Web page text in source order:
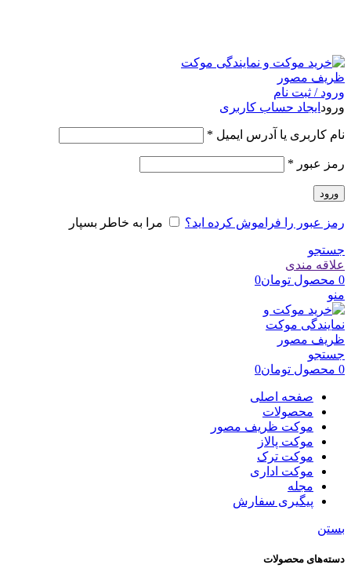
ورود / ثبت نام
ورود ایجاد حساب کاربری
نام کاربری یا آدرس ایمیل *
رمز عبور *
ورود
رمز عبور را فراموش کرده اید؟ مرا به خاطر بسپار
جستجو
علاقه مندی
0 محصول تومان0
منو
جستجو
0 محصول تومان0
صفحه اصلی
محصولات
موکت ظریف مصور
موکت پالاز
موکت ترک
موکت اداری
مجله
پیگیری سفارش
بستن
دسته‌های محصولات